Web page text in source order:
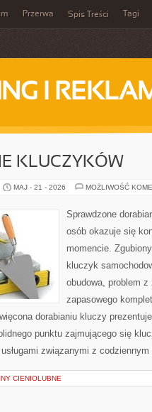
Przerwa Spis Treści Tagi
I
KLUCZYKÓW
MAJ - 21 - 2026 MOŻLIWOŚĆ
Sprawdzone
osób okazuje się
momencie.
kluczyk
obudowa, problem
zapasowego
dorabianiu kluczy
punktu zajmującego się
związanymi z
CIENIOLUBNE